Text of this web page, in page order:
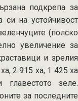
подкрепа за
си на устойчивост
(полско
увеличение за
и зрелия
2 915 ха, 1 425 ха
зеле.
за последните